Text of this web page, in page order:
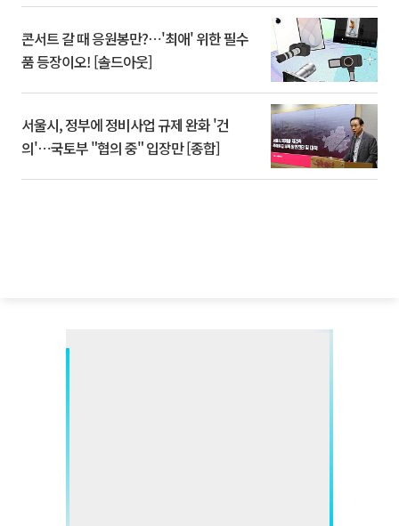
콘서트 갈 때 응원봉만?⋯'최애' 위한 필수
품 등장이오! [솔드아웃]
서울시, 정부에 정비사업 규제 완화 '건
의'⋯국토부 "협의 중" 입장만 [종합]